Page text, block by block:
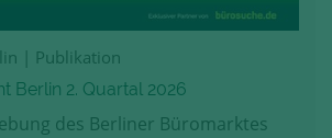
| Publikation
Berlin 2. Quartal 2026
des Berliner Büromarktes